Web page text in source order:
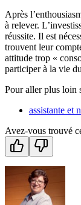
Après
à relever.
réussite. Il est
trouvent leur
attitude trop «
participer à la vie
Pour aller plus loin
assistante et
Avez-vous trouvé